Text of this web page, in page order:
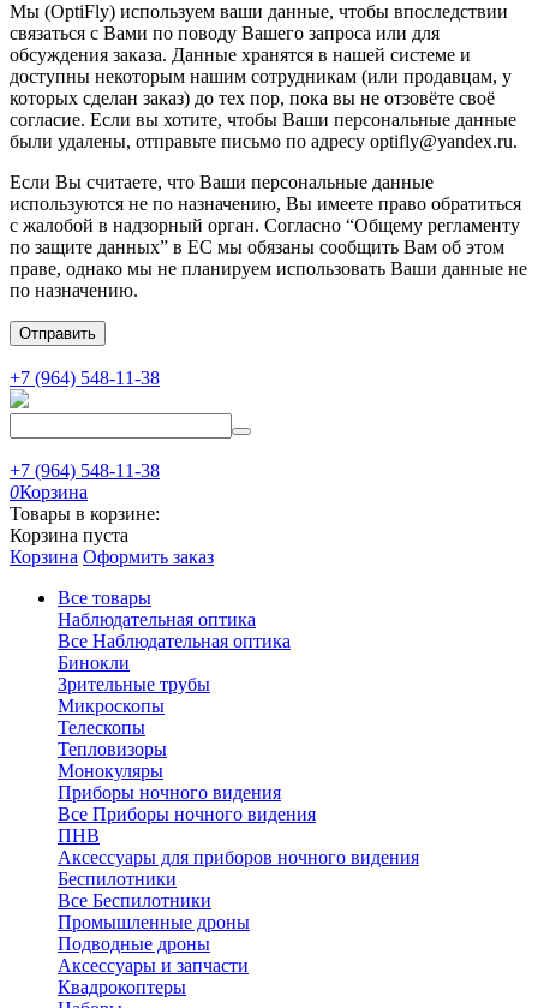
Мы (OptiFly) используем ваши данные, чтобы впоследствии
связаться с Вами по поводу Вашего запроса или для
обсуждения заказа. Данные хранятся в нашей системе и
доступны некоторым нашим сотрудникам (или продавцам, у
которых сделан заказ) до тех пор, пока вы не отзовёте своё
согласие. Если вы хотите, чтобы Ваши персональные данные
были удалены, отправьте письмо по адресу optifly@yandex.ru.
Если Вы считаете, что Ваши персональные данные
используются не по назначению, Вы имеете право обратиться
с жалобой в надзорный орган. Согласно “Общему регламенту
по защите данных” в ЕС мы обязаны сообщить Вам об этом
праве, однако мы не планируем использовать Ваши данные не
по назначению.
Отправить
+7 (964) 548-11-38
+7 (964) 548-11-38
0Корзина
Товары в корзине:
Корзина пуста
Корзина Оформить заказ
Все товары
Наблюдательная оптика
Все Наблюдательная оптика
Бинокли
Зрительные трубы
Микроскопы
Телескопы
Тепловизоры
Монокуляры
Приборы ночного видения
Все Приборы ночного видения
ПНВ
Аксессуары для приборов ночного видения
Беспилотники
Все Беспилотники
Промышленные дроны
Подводные дроны
Аксессуары и запчасти
Квадрокоптеры